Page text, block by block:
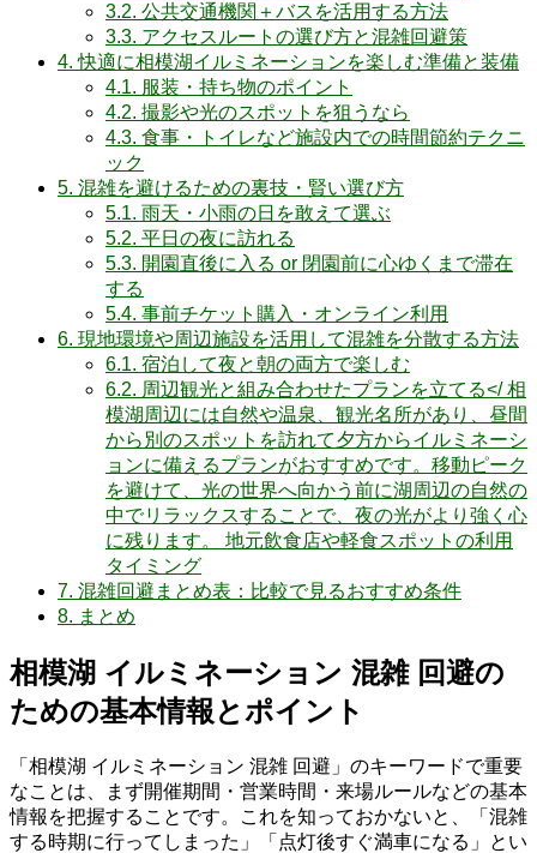
3.2. 公共交通機関＋バスを活用する方法
3.3. アクセスルートの選び方と混雑回避策
4. 快適に相模湖イルミネーションを楽しむ準備と装備
4.1. 服装・持ち物のポイント
4.2. 撮影や光のスポットを狙うなら
4.3. 食事・トイレなど施設内での時間節約テクニ
ック
5. 混雑を避けるための裏技・賢い選び方
5.1. 雨天・小雨の日を敢えて選ぶ
5.2. 平日の夜に訪れる
5.3. 開園直後に入る or 閉園前に心ゆくまで滞在
する
5.4. 事前チケット購入・オンライン利用
6. 現地環境や周辺施設を活用して混雑を分散する方法
6.1. 宿泊して夜と朝の両方で楽しむ
6.2. 周辺観光と組み合わせたプランを立てる</ 相
模湖周辺には自然や温泉、観光名所があり、昼間
から別のスポットを訪れて夕方からイルミネーシ
ョンに備えるプランがおすすめです。移動ピーク
を避けて、光の世界へ向かう前に湖周辺の自然の
中でリラックスすることで、夜の光がより強く心
に残ります。 地元飲食店や軽食スポットの利用
タイミング
7. 混雑回避まとめ表：比較で見るおすすめ条件
8. まとめ
相模湖 イルミネーション 混雑 回避の
ための基本情報とポイント
「相模湖 イルミネーション 混雑 回避」のキーワードで重要
なことは、まず開催期間・営業時間・来場ルールなどの基本
情報を把握することです。これを知っておかないと、「混雑
する時期に行ってしまった」「点灯後すぐ満車になる」とい